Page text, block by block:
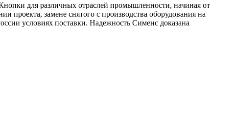
для различных отраслей промышленности, начиная от
проекта, замене снятого с производства оборудования на
условиях поставки. Надежность Сименс доказана